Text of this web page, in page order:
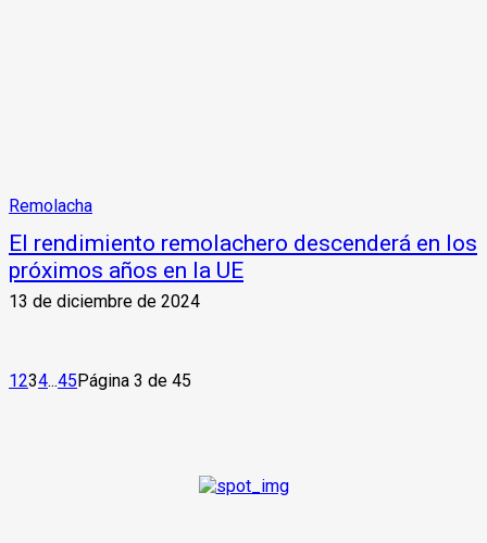
Remolacha
El rendimiento remolachero descenderá en los
próximos años en la UE
13 de diciembre de 2024
1234...45Página 3 de 45